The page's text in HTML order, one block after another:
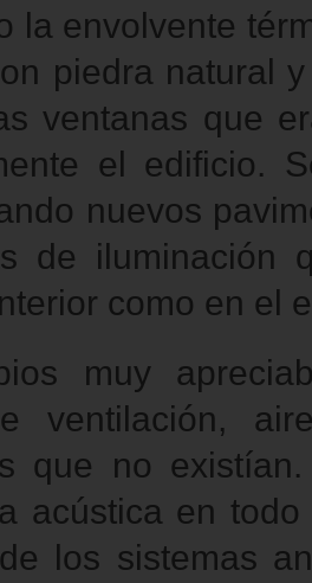
la envolvente
piedra natural
ventanas que
el edificio.
nuevos
de iluminación
como en el
muy
ventilación,
que no
acústica en
los sistemas